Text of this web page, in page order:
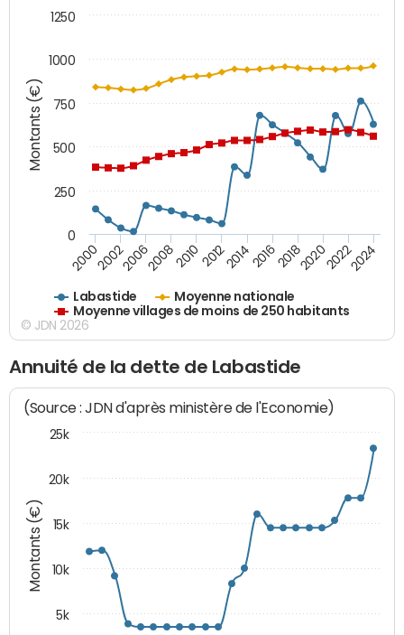
Montants (€)
Labastide
Moyenne nationale
Moyenne villages de moins de 250 habitants
200020022006200820102012201420162018202020222024
0
250
500
750
1000
1250
© JDN 2026
Annuité de la dette de Labastide
Montants (€)
(Source : JDN d'après ministère de l'Economie)
5k
10k
15k
20k
25k